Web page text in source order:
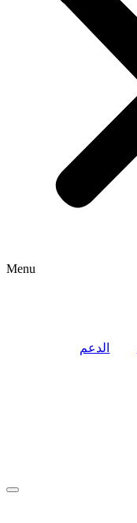
Menu
الدعم